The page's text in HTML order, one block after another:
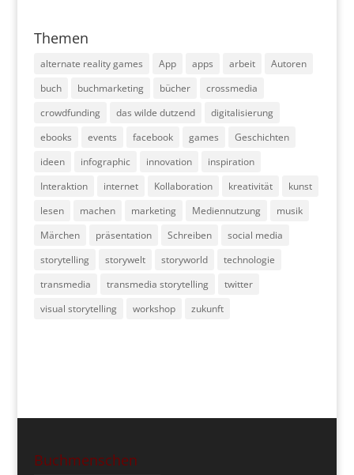
Themen
alternate reality games App apps arbeit
Autoren
buch
buchmarketing bücher
crossmedia
crowdfunding
das wilde dutzend
digitalisierung
ebooks
events facebook games
Geschichten
ideen
infographic innovation
inspiration
Interaktion
internet Kollaboration kreativität
kunst
lesen
machen marketing Mediennutzung
musik
Märchen
präsentation Schreiben
social media
storytelling
storywelt storyworld
technologie
transmedia
transmedia storytelling
twitter
visual storytelling
workshop zukunft
Buchmenschen